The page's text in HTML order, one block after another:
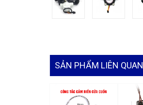
SẢN PHẨM LIÊN QUAN